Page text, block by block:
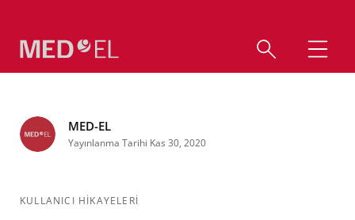
MED-EL
Yayınlanma Tarihi Kas 30, 2020
KULLANICI HİKAYELERİ